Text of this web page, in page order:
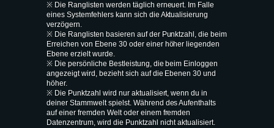
※ Die Ranglisten werden täglich erneuert. Im Falle
eines Systemfehlers kann sich die Aktualisierung
verzögern.
※ Die Ranglisten basieren auf der Punktzahl, die beim
Erreichen von Ebene 30 oder einer höher liegenden
Ebene erzielt wurde.
※ Die persönliche Bestleistung, die beim Einloggen
angezeigt wird, bezieht sich auf die Ebenen 30 und
höher.
※ Die Punktzahl wird nur aktualisiert, wenn du in
deiner Stammwelt spielst. Während des Aufenthalts
auf einer fremden Welt oder einem fremden
Datenzentrum, wird die Punktzahl nicht aktualisiert.